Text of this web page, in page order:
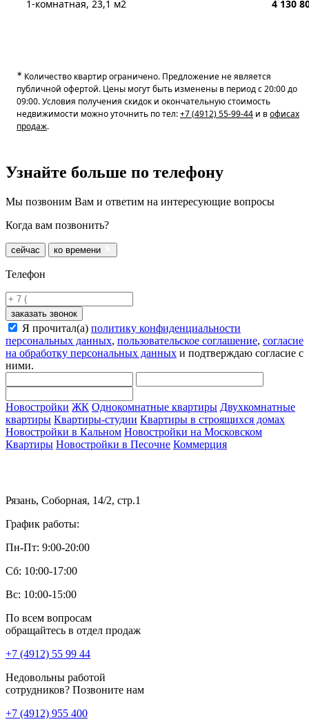
1-комнатная, 23,1 м2 4 130
∗ Количество квартир ограничено. Предложение не является
публичной офертой. Цены могут быть изменены в период с 20:00 до
09:00. Условия получения скидок и окончательную стоимость
недвижимости можно уточнить по тел:+7 (4912) 55-99-44 и вофисах
продаж.
Узнайте больше по телефону
Мы позвоним Вам и ответим на интересующие вопросы
Когда вам позвонить?
сейчас ко времени
Телефон
заказать звонок
Я прочитал(а) политику конфиденциальности
персональных данных, пользовательское соглашение, согласие
на обработку персональных данных и подтверждаю согласие с
ними.
Новостройки ЖК Однокомнатные квартиры Двухкомнатные
квартиры Квартиры-студии Квартиры в строящихся домах
Новостройки в Кальном Новостройки на Московском
Квартиры Новостройки в Песочне Коммерция
Рязань, Соборная, 14/2, стр.1
График работы:
Пн-Пт: 9:00-20:00
Сб: 10:00-17:00
Вс: 10:00-15:00
По всем вопросам
обращайтесь в отдел продаж
+7 (4912) 55 99 44
Недовольны работой
сотрудников? Позвоните нам
+7 (4912) 955 400